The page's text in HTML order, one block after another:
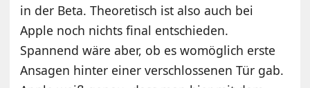
in der Beta. Theoretisch ist also auch bei
Apple noch nichts final entschieden.
Spannend wäre aber, ob es womöglich erste
Ansagen hinter einer verschlossenen Tür gab.